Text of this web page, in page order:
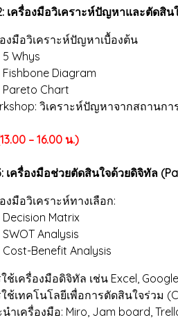
เครื่องมือวิเคราะห์ปัญหาและตัดสิน
งมือวิเคราะห์ปัญหาเบื้องต้น
5 Whys
Fishbone Diagram
Pareto Chart
วิเคราะห์ปัญหาจากสถานก
– 16.00 น.)
เครื่องมือช่วยตัดสินใจด้วยดิจิทัล
งมือวิเคราะห์ทางเลือก:
Decision Matrix
SWOT Analysis
Cost-Benefit Analysis
ช้เครื่องมือดิจิทัล เช่น Excel,
ช้เทคโนโลยีเพื่อการตัดสินใจร่วม
ำเครื่องมือ: Miro, Jam board,